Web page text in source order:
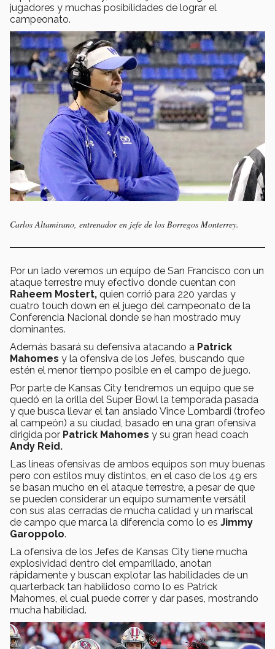
jugadores y muchas posibilidades de lograr el
campeonato.
Carlos Altamirano, entrenador en jefe de los Borregos Monterrey.
Por un lado veremos un equipo de San Francisco con un
ataque terrestre muy efectivo donde cuentan con
Raheem Mostert, quien corrió para 220 yardas y
cuatro touch down en el juego del campeonato de la
Conferencia Nacional donde se han mostrado muy
dominantes.
Además basará su defensiva atacando a Patrick
Mahomes y la ofensiva de los Jefes, buscando que
estén el menor tiempo posible en el campo de juego.
Por parte de Kansas City tendremos un equipo que se
quedó en la orilla del Super Bowl la temporada pasada
y que busca llevar el tan ansiado Vince Lombardi (trofeo
al campeón) a su ciudad, basado en una gran ofensiva
dirigida por Patrick Mahomes y su gran head coach
Andy Reid.
Las líneas ofensivas de ambos equipos son muy buenas
pero con estilos muy distintos, en el caso de los 49 ers
se basan mucho en el ataque terrestre, a pesar de que
se pueden considerar un equipo sumamente versátil
con sus alas cerradas de mucha calidad y un mariscal
de campo que marca la diferencia como lo es Jimmy
Garoppolo.
La ofensiva de los Jefes de Kansas City tiene mucha
explosividad dentro del emparrillado, anotan
rápidamente y buscan explotar las habilidades de un
quarterback tan habilidoso como lo es Patrick
Mahomes, el cual puede correr y dar pases, mostrando
mucha habilidad.